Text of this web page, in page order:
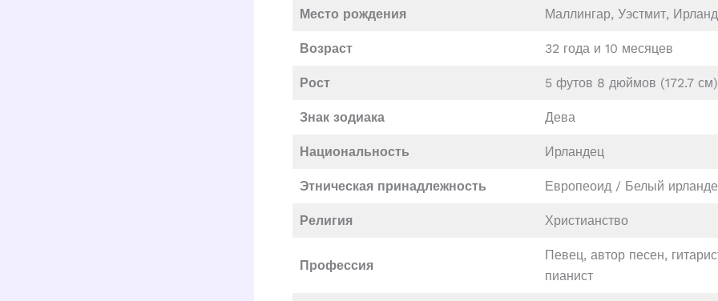
Место рождения Маллингар, Уэстмит,
Возраст 32 года и 10 месяцев
Рост 5 футов 8 дюймов (172.7
Знак зодиака Дева
Национальность Ирландец
Этническая принадлежность Европеоид / Белый
Религия Христианство
Профессия
Певец, автор песен,
пианист